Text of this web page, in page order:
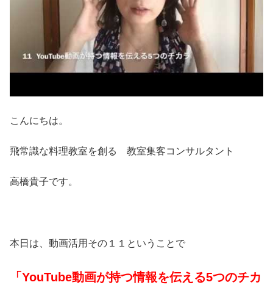
こんにちは。
飛常識な料理教室を創る 教室集客コンサルタント
高橋貴子です。
本日は、動画活用その１１ということで
「YouTube動画が持つ情報を伝える5つのチカ